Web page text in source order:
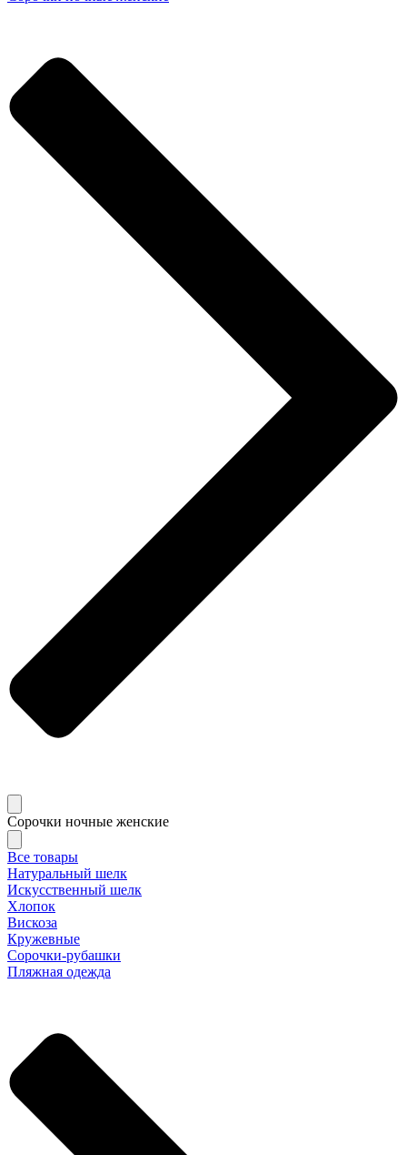
Сорочки ночные женские
Все товары
Натуральный шелк
Искусственный шелк
Хлопок
Вискоза
Кружевные
Сорочки-рубашки
Пляжная одежда